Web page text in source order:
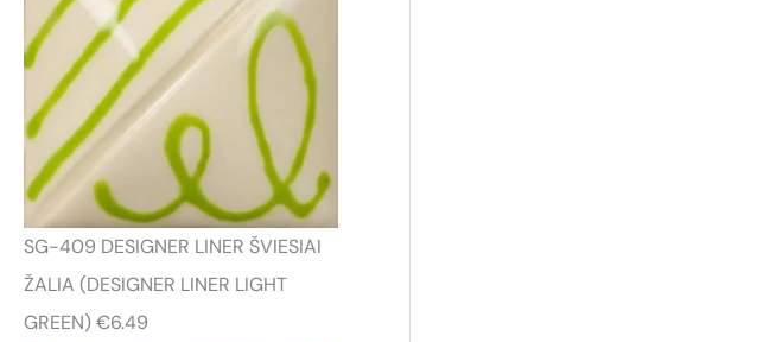
SG-409 DESIGNER LINER ŠVIESIAI
ŽALIA (DESIGNER LINER LIGHT
GREEN) €6.49